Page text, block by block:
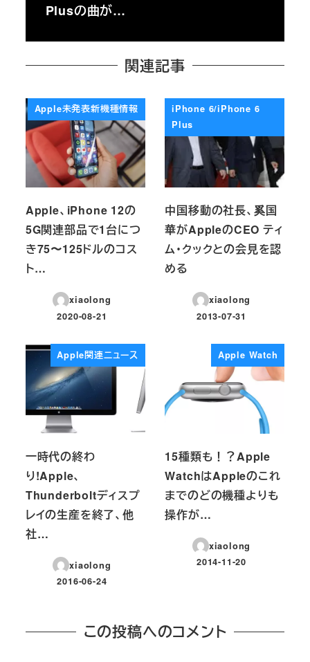
Plusの曲が…
関連記事
Apple未発表新機種情報
Apple、iPhone 12の
5G関連部品で1台につ
き75〜125ドルのコス
ト…
xiaolong
投稿日
2020-08-21
iPhone 6/iPhone 6
Plus
中国移動の社長、奚国
華がAppleのCEO ティ
ム・クックとの会見を認
める
xiaolong
投稿日
2013-07-31
Apple関連ニュース
一時代の終わ
り!Apple、
Thunderboltディスプ
レイの生産を終了、他
社…
xiaolong
投稿日
2016-06-24
Apple Watch
15種類も！？Apple
WatchはAppleのこれ
までのどの機種よりも
操作が…
xiaolong
投稿日
2014-11-20
この投稿へのコメント